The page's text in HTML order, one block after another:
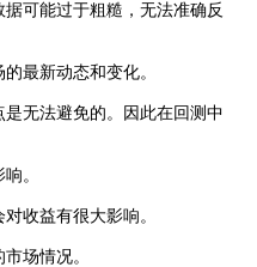
可能过于粗糙，无法准确反
最新动态和变化。
无法避免的。因此在回测中
。
收益有很大影响。
场情况。